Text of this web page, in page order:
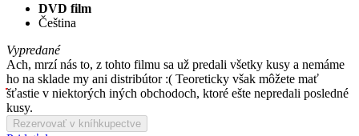
DVD film
Čeština
Vypredané
Ach, mrzí nás to, z tohto filmu sa už predali všetky kusy a nemáme
ho na sklade my ani distribútor :( Teoreticky však môžete mať
šťastie v niektorých iných obchodoch, ktoré ešte nepredali posledné
kusy.
Rezervovať v kníhkupectve